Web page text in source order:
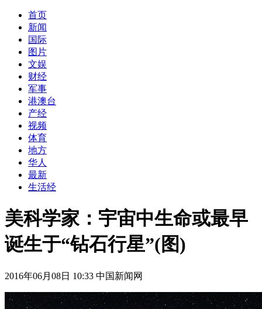
首页
新闻
国际
图片
文娱
财经
军事
港澳台
产经
视频
体育
地方
华人
最新
生活经
美科学家：宇宙中生命或最早
诞生于“钻石行星”(图)
2016年06月08日 10:33 中国新闻网